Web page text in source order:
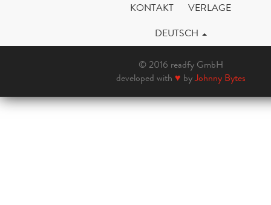
KONTAKT
VERLAGE
DEUTSCH
© 2016 readfy GmbH
developed with ♥ byJohnny Bytes